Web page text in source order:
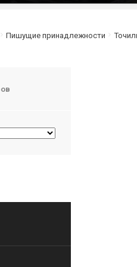
Пишущие принадлежности